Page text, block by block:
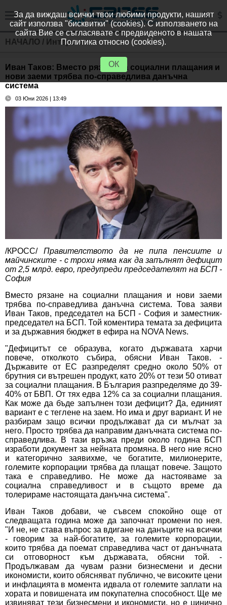
НАЧАЛО / Интервюта
Иван Таков: Вместо рязане на социални плащания и
нови заеми трябва по-справедлива данъчна
система
03 Юни 2026 | 13:49
/КРОСС/ Правителството да не пипа пенсиите и
майчинските - с трохи няма как да запълнят дефицит
от 2,5 млрд. евро, предупреди председателят на БСП -
София
Вместо рязане на социални плащания и нови заеми
трябва по-справедлива данъчна система. Това заяви
Иван Таков, председател на БСП - София и заместник-
председател на БСП. Той коментира темата за дефицита
и за държавния бюджет в ефира на NOVA News.
"Дефицитът се образува, когато държавата харчи
повече, отколкото събира, обясни Иван Таков. -
Държавите от ЕС разпределят средно около 50% от
брутния си вътрешен продукт, като 20% от тези 50 отиват
за социални плащания. В България разпределяме до 39-
40% от БВП. От тях едва 12% са за социални плащания.
Как може да бъде запълнен този дефицит? Да, единият
вариант е с теглене на заем. Но има и друг вариант. И не
разбирам защо всички продължават да си мълчат за
него. Просто трябва да направим данъчната система по-
справедлива. В тази връзка преди около година БСП
изработи документ за нейната промяна. В него ние ясно
и категорично заявихме, че богатите, милионерите,
големите корпорации трябва да плащат повече. Защото
така е справедливо. Не може да настояваме за
социална справедливост и в същото време да
толерираме настоящата данъчна система".
Иван Таков добави, че съвсем спокойно още от
следващата година може да започнат промени по нея.
"И не, не става въпрос за вдигане на данъците на всички
- говорим за най-богатите, за големите корпорации,
които трябва да поемат справедлива част от данъчната
си отговорност към държавата, обясни той. -
Продължавам да чувам разни бизнесмени и десни
икономисти, които обясняват публично, че високите цени
и инфлацията в момента идвала от големите заплати на
хората и повишената им покупателна способност. Ще ме
извиняват тези бизнесмени и икономисти, но е цинично
За да виждаш всички твои любими продукти, нашият
сайт използва "бисквитки" (cookies). С използването на
сайта Вие се съгласявате с предвиденото в нашата
Политика относно (cookies).
ОК